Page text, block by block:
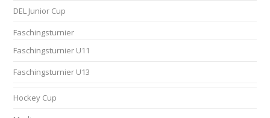
DEL Junior Cup
Faschingsturnier
Faschingsturnier U11
Faschingsturnier U13
Hockey Cup